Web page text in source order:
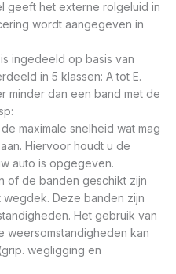
geeft het externe rolgeluid in
wordt aangegeven in
ingedeeld op basis van
in 5 klassen: A tot E.
minder dan een band met de
maximale snelheid wat mag
Hiervoor houdt u de
auto is opgegeven.
of de banden geschikt zijn
Deze banden zijn
Het gebruik van
weersomstandigheden kan
wegligging en